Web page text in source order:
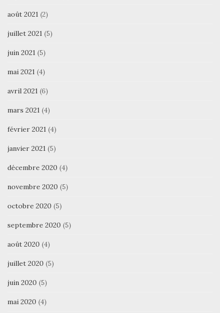
août 2021 (2)
juillet 2021 (5)
juin 2021 (5)
mai 2021 (4)
avril 2021 (6)
mars 2021 (4)
février 2021 (4)
janvier 2021 (5)
décembre 2020 (4)
novembre 2020 (5)
octobre 2020 (5)
septembre 2020 (5)
août 2020 (4)
juillet 2020 (5)
juin 2020 (5)
mai 2020 (4)